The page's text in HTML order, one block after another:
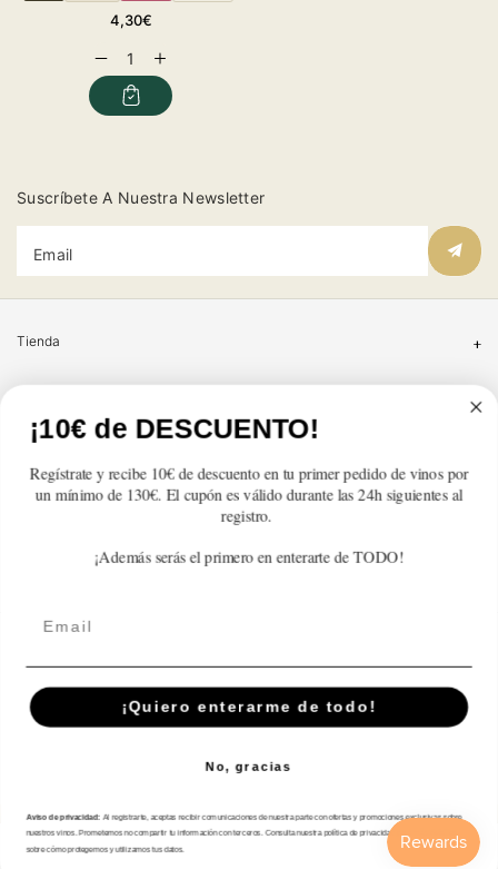
Regular
4,30€
Decrease
quantity
Increase
quantity
for
Suscríbete A Nuestra Newsletter
Email
Tienda
Información
© 2026,En Copa de Balón Powered by Shopify
Disfruta con responsabilidad · No se vende alcohol a menores de 18 años ·
¡10€ de DESCUENTO!
Regístrate y recibe 10€ de descuento en tu primer pedido de vinos por
un mínimo de 130€. El cupón es válido durante las 24h siguientes al
registro.
¡Además serás el primero en enterarte de TODO!
¡Quiero enterarme de todo!
No, gracias
Aviso de privacidad: Al registrarte, aceptas recibir comunicaciones de nuestra parte con ofertas y promociones exclusivas sobre
nuestros vinos. Prometemos no compartir tu información con terceros. Consulta nuestra política de privacidad para más detalles
sobre cómo protegemos y utilizamos tus datos.